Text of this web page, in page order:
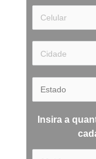
Insira a